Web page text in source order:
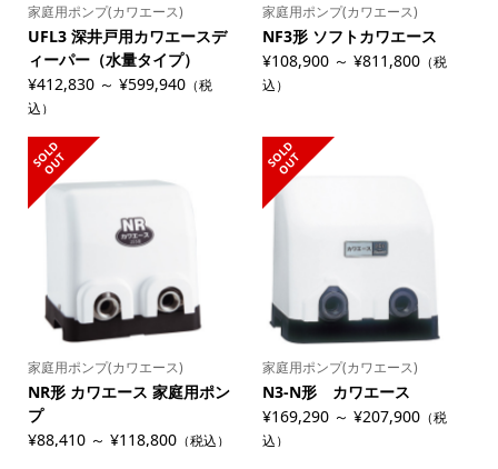
家庭用ポンプ(カワエース)
UFL3 深井戸用カワエースデ
ィーパー（水量タイプ）
¥412,830 ～ ¥599,940（税
込）
家庭用ポンプ(カワエース)
NF3形 ソフトカワエース
¥108,900 ～ ¥811,800 （税
込）
S
O
L
D
O
U
T
家庭用ポンプ(カワエース)
NR形 カワエース 家庭用ポン
プ
¥88,410 ～ ¥118,800（税込）
S
O
L
D
O
U
T
家庭用ポンプ(カワエース)
N3-N形 カワエース
¥169,290 ～ ¥207,900 （税
込）